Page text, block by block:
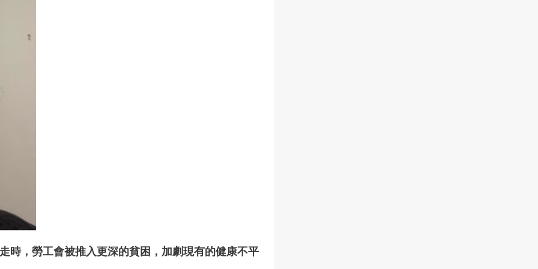
時，勞工會被推入更深的貧困，加劇現有的健康不平